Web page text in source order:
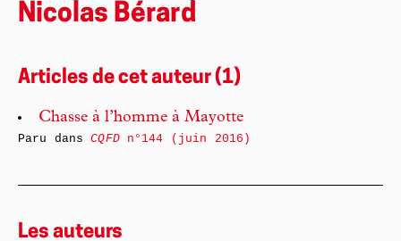
Nicolas Bérard
Articles de cet auteur (1)
Chasse à l’homme à Mayotte
Paru dansCQFDn°144 (juin 2016)
Les auteurs